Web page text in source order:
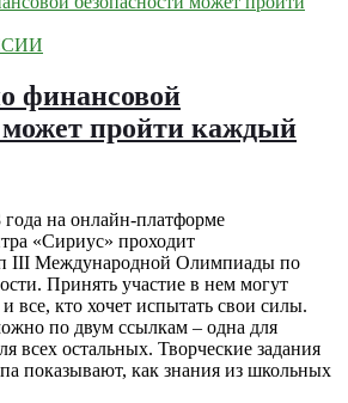
финансовой
может пройти каждый
на онлайн-платформе
«Сириус» проходит
III Международной Олимпиады по
Принять участие в нем могут
все, кто хочет испытать свои силы.
по двум ссылкам – одна для
всех остальных. Творческие задания
показывают, как знания из школьных